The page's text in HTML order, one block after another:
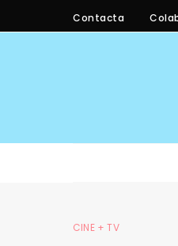
Contacta
CINE + TV